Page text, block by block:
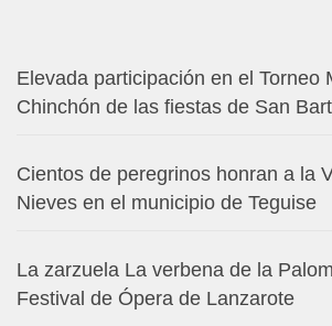
Elevada participación en el Torneo
Chinchón de las fiestas de San
Cientos de peregrinos honran a la
Nieves en el municipio de Teguise
La zarzuela La verbena de la
Festival de Ópera de Lanzarote